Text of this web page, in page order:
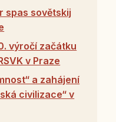
spas sovětskij
výročí začátku
v Praze
a zahájení
civilizace“ v